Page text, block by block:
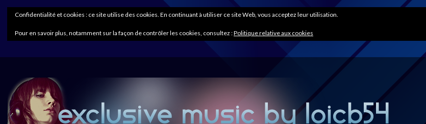
Confidentialité et cookies : ce site utilise des cookies. En continuant à utiliser ce site Web, vous acceptez leur utilisation.
Pour en savoir plus, notamment sur la façon de contrôler les cookies, consultez :Politique relative aux cookies